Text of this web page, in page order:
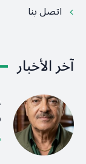
اتصل بنا
آخر الأخبار